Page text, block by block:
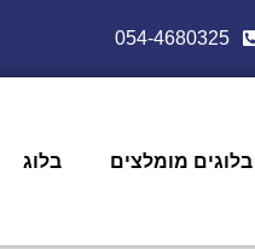
054-4680325
בלוגים מומלצים בלוג